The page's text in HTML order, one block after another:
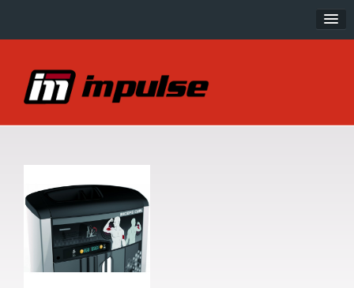
Musculation
IT Line
IE Line
SL Line
PL Line
EXOFORM